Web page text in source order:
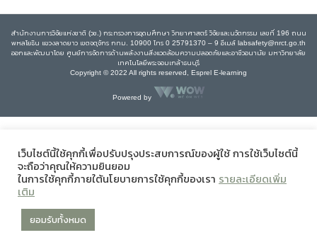
สำนักงานการวิจัยแห่งชาติ (วช.) กระทรวงการอุดมศึกษา วิทยาศาสตร์ วิจัยและนวัตกรรม เลขที่ 196 ถนน
พหลโยธิน แขวงลาดยาว เขตจตุจักร กทม. 10900 โทร 0 25791370 – 9 อีเมล์ labsafety@nrct.go.th
ออกและพัฒนาโดย ศูนย์การจัดการด้านพลังงานสิ่งแวดล้อมความปลอดภัยและอาชีวอนามัย มหาวิทยาลัย
เทคโนโลยีพระจอมเกล้าธนบุรี
Copyright © 2022 All rights reserved, Esprel E-learning
Powered by
เว็บไซต์นี้ใช้คุกกี้เพื่อปรับปรุงประสบการณ์ของผู้ใช้ การใช้เว็บไซต์นี้
จะถือว่าคุณให้ความยินยอม
ในการใช้คุกกี้ภายใต้นโยบายการใช้คุกกี้ของเรา รายละเอียดเพิ่ม
เติม
ยอมรับทั้งหมด